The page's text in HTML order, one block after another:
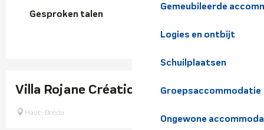
Gemeubileerde
Logies en ontbijt
Schuilplaatsen
Groepsaccommodatie
Ongewone
Gesproken talen
Gesproken talen
Villa Rojane Créations
Haut-Bréda